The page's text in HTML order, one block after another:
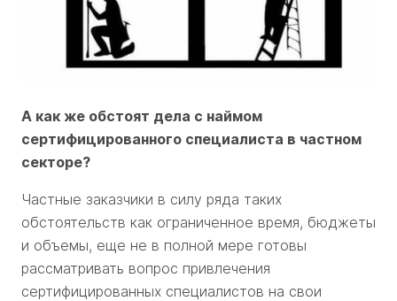
А как же обстоят дела с наймом
сертифицированного специалиста в частном
секторе?
Частные заказчики в силу ряда таких
обстоятельств как ограниченное время, бюджеты
и объемы, еще не в полной мере готовы
рассматривать вопрос привлечения
сертифицированных специалистов на свои